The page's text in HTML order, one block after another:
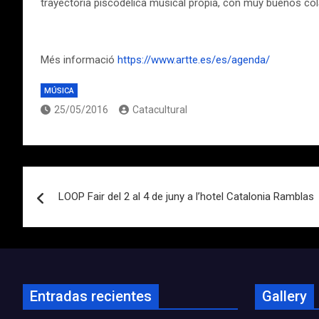
trayectoria piscodélica musical propia, con muy buenos
Més informació https://www.artte.es/es/agenda/
MÚSICA
25/05/2016 Catacultural
de
LOOP Fair del 2 al 4 de juny a l’hotel Catalonia Ramblas
Entradas recientes Gallery